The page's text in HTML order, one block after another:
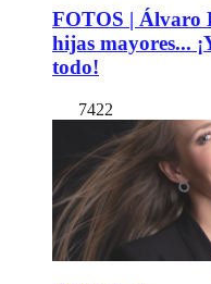
FOTOS | Álvaro
hijas mayores...
todo!
7422